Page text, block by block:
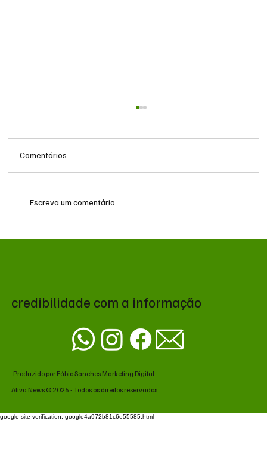
Comentários
Escreva um comentário
credibilidade com a informação
Produzido por Fábio Sanches Marketing Digital
Ativa News © 2026 - Todos os direitos reservados
google-site-verification: google4a972b81c6e55585.html